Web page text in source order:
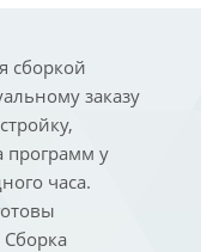
сборкой
заказу
программ у
часа.